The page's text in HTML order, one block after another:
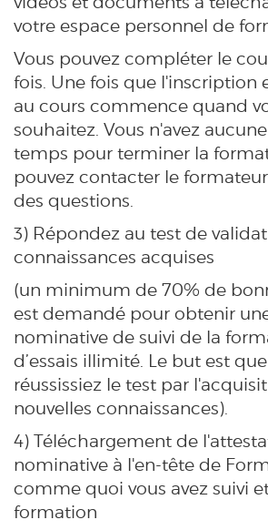
votre espace personnel de
Vous pouvez compléter le
fois. Une fois que l'inscription
au cours commence quand
souhaitez. Vous n'avez
temps pour terminer la
pouvez contacter le
des questions.
3) Répondez au test de
connaissances acquises
(un minimum de 70% de
est demandé pour obtenir
nominative de suivi de la
d’essais illimité. Le but est
réussissiez le test par
nouvelles connaissances).
4) Téléchargement de
nominative à l'en-tête de
comme quoi vous avez suivi
formation